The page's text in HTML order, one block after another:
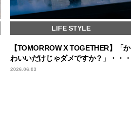
LIFE STYLE
【TOMORROW X TOGETHER】「か
わいいだけじゃダメですか？」・・・
2026.06.03